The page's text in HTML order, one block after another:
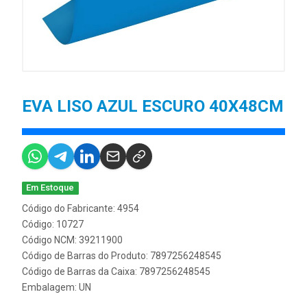
EVA LISO AZUL ESCURO 40X48CM
Em Estoque
Código do Fabricante: 4954
Código: 10727
Código NCM: 39211900
Código de Barras do Produto: 7897256248545
Código de Barras da Caixa: 7897256248545
Embalagem: UN